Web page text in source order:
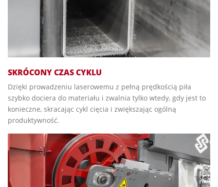
SKRÓCONY CZAS CYKLU
Dzięki prowadzeniu laserowemu z pełną prędkością piła
szybko dociera do materiału i zwalnia tylko wtedy, gdy jest to
konieczne, skracając cykl cięcia i zwiększając ogólną
produktywność.